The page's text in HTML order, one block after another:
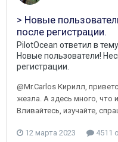
> Новые
после регистрации.
PilotOcean ответил в
Новые пользователи!
регистрации.
@Mr.Carlos Кирилл,
жезла. А здесь много, что
Вливайтесь, изучайте,
12 марта 2023 4511